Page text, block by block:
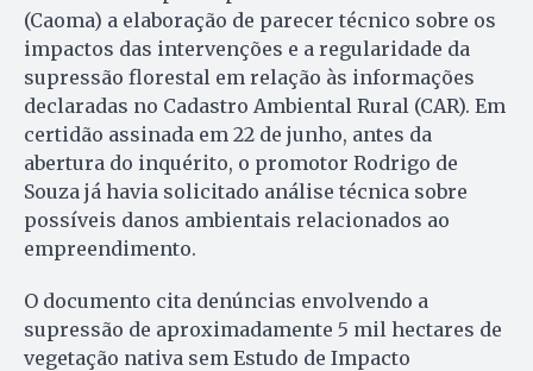
(Caoma) a elaboração de parecer técnico sobre os
impactos das intervenções e a regularidade da
supressão florestal em relação às informações
declaradas no Cadastro Ambiental Rural (CAR). Em
certidão assinada em 22 de junho, antes da
abertura do inquérito, o promotor Rodrigo de
Souza já havia solicitado análise técnica sobre
possíveis danos ambientais relacionados ao
empreendimento.
O documento cita denúncias envolvendo a
supressão de aproximadamente 5 mil hectares de
vegetação nativa sem Estudo de Impacto